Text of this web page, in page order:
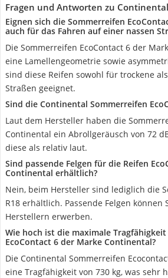
Fragen und Antworten zu
Eignen sich die Sommerreifen
auch für das Fahren auf einer nassen
Die Sommerreifen EcoContact 6 der
eine Lamellengeometrie sowie
sind diese Reifen sowohl für trockene
Straßen geeignet.
Sind die Continental Sommerreifen
Laut dem Hersteller haben die
Continental ein Abrollgeräusch von 72
diese als relativ laut.
Sind passende Felgen für die Reifen
Continental erhältlich?
Nein, beim Hersteller sind lediglich die
R18 erhältlich. Passende Felgen können
Herstellern erwerben.
Wie hoch ist die maximale
EcoContact 6 der Marke Continental?
Die Continental Sommerreifen
eine Tragfähigkeit von 730 kg, was sehr